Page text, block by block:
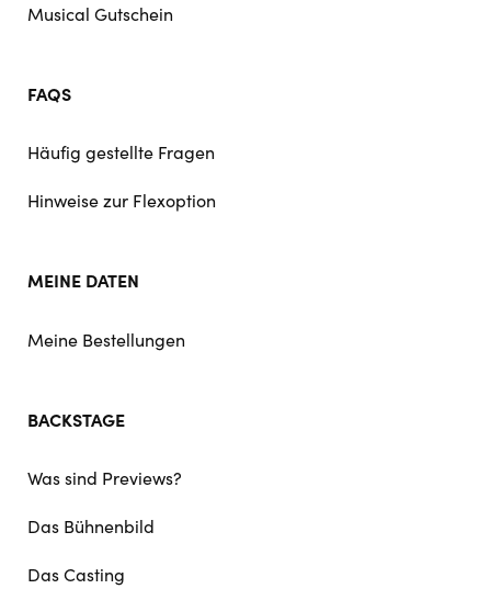
Musical Gutschein
FAQS
Häufig gestellte Fragen
Hinweise zur Flexoption
MEINE DATEN
Meine Bestellungen
BACKSTAGE
Was sind Previews?
Das Bühnenbild
Das Casting